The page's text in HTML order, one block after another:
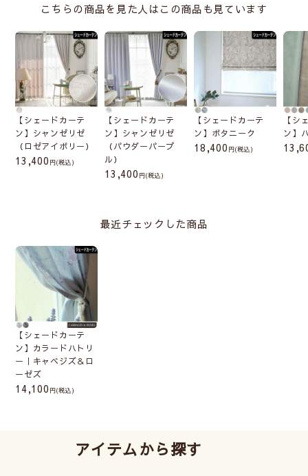
メカ本体は分解したり、生地からコードを
外さないでください。(壊れたりシェードが綺麗
にあがらなくなる恐れがあります)
こちらの商品を見た人はこの商品も見ています
【シェードカーテ
ン】シャンゼリゼ
（ロゼアイボリー）
13,400 (税込)
【シェードカーテ
ン】シャンゼリゼ
（パウダーパープ
ル）
13,400 (税込)
【シェードカーテ
ン】ボタニーク
18,400 (税込)
【シ
ン】
最近チェックした商品
【シェードカーテ
ン】カラードハトリ
ー｜キャベジズ＆ロ
ーゼズ
14,100 (税込)
アイテムから探す